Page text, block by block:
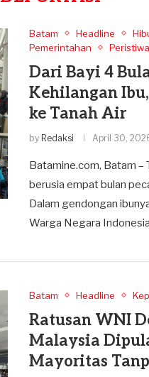
Batam Headline
Pemerintahan
Peristiwa
Dari Bayi 4
Kehilangan
ke Tanah Air
by Redaksi April 30,
Batamine.com, Batam –
berusia empat bulan
Dalam gendongan
Warga Negara
Batam Headline
Ratusan WNI
Malaysia
Mayoritas